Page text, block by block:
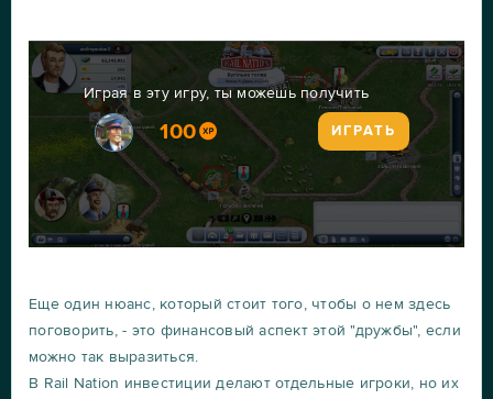
Играя в эту игру, ты можешь получить
100 ИГРАТЬ
Еще один нюанс, который стоит того, чтобы о нем здесь
поговорить, - это финансовый аспект этой "дружбы", если
можно так выразиться.
В Rail Nation инвестиции делают отдельные игроки, но их